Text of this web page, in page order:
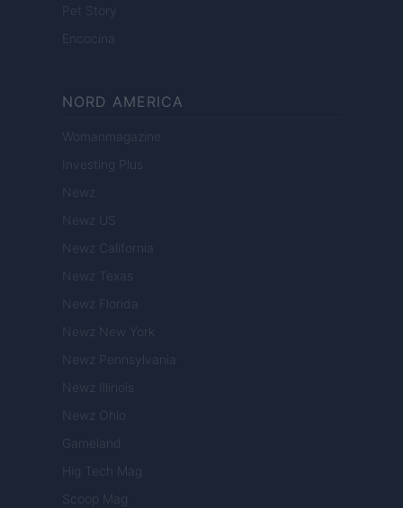
Pet Story
Encocina
NORD AMERICA
Womanmagazine
Investing Plus
Newz
Newz US
Newz California
Newz Texas
Newz Florida
Newz New York
Newz Pennsylvania
Newz Illinois
Newz Ohio
Gameland
Hig Tech Mag
Scoop Mag